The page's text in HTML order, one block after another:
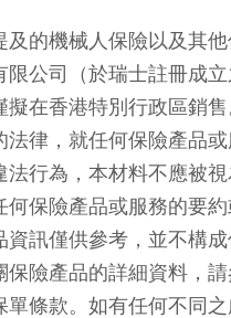
及的機械人保險以及其
限公司（於瑞士註冊成立
擬在香港特別行政區銷
法律，就任何保險產品
法行為，本材料不應被
何保險產品或服務的要
資訊僅供參考，並不構
保險產品的詳細資料，
單條款。如有任何不同